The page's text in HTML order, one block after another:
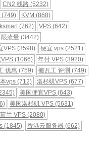
CN2 线路 (5232)
(749) KVM (868)
(762) VPS(642)
流量 (3442)
VPS (3598) 便宜 vps(2521)
VPS (1066) 年付 VPS(3920)
优惠 (759) 搬瓦工 评测 (749)
vps (712) 洛杉矶VPS(677)
美国便宜VPS(643)
美国洛杉矶 VPS (5631)
荷兰 VPS (2080)
(1845) 香港云服务器 (662)